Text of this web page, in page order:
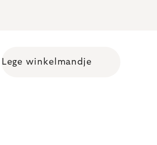
Shopping cart
Lege winkelmandje